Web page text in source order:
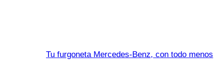
Tu furgoneta Mercedes-Benz, con todo menos